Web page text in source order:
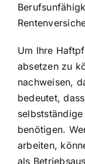
Um Ihre
absetzen zu
nachweisen,
bedeutet,
benötigen.
arbeiten,
als